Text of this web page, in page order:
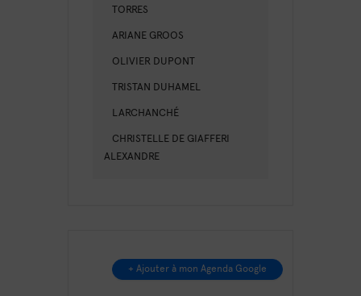
TORRES
ARIANE GROOS
OLIVIER DUPONT
TRISTAN DUHAMEL
LARCHANCHÉ
CHRISTELLE DE GIAFFERI
ALEXANDRE
+ Ajouter à mon Agenda Google